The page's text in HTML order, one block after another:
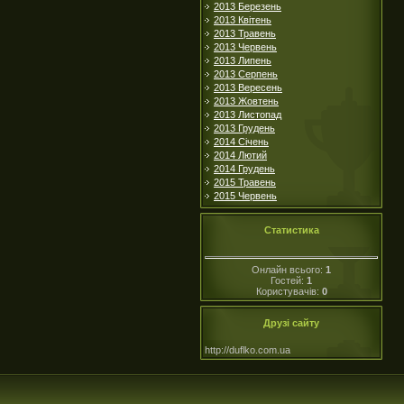
2013 Березень
2013 Квітень
2013 Травень
2013 Червень
2013 Липень
2013 Серпень
2013 Вересень
2013 Жовтень
2013 Листопад
2013 Грудень
2014 Січень
2014 Лютий
2014 Грудень
2015 Травень
2015 Червень
Статистика
Онлайн всього: 1
Гостей: 1
Користувачів: 0
Друзі сайту
http://duflko.com.ua